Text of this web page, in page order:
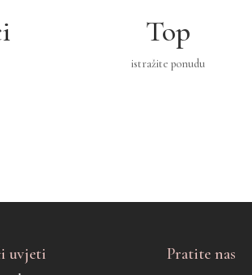
Top
istražite ponudu
uvjeti Pratite nas